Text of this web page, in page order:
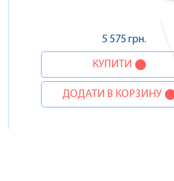
5 575 грн.
КУПИТИ
ДОДАТИ В КОРЗИНУ